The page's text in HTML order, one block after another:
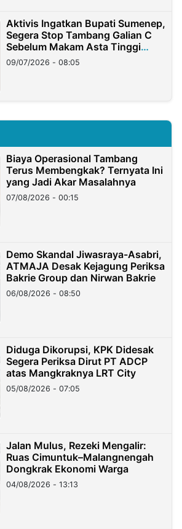
Aktivis Ingatkan Bupati Sumenep,
Segera Stop Tambang Galian C
Sebelum Makam Asta Tinggi
Longsor
09/07/2026 - 08:05
Biaya Operasional Tambang
Terus Membengkak? Ternyata Ini
yang Jadi Akar Masalahnya
07/08/2026 - 00:15
Demo Skandal Jiwasraya-Asabri,
ATMAJA Desak Kejagung Periksa
Bakrie Group dan Nirwan Bakrie
06/08/2026 - 08:50
Diduga Dikorupsi, KPK Didesak
Segera Periksa Dirut PT ADCP
atas Mangkraknya LRT City
05/08/2026 - 07:05
Jalan Mulus, Rezeki Mengalir:
Ruas Cimuntuk–Malangnengah
Dongkrak Ekonomi Warga
04/08/2026 - 13:13